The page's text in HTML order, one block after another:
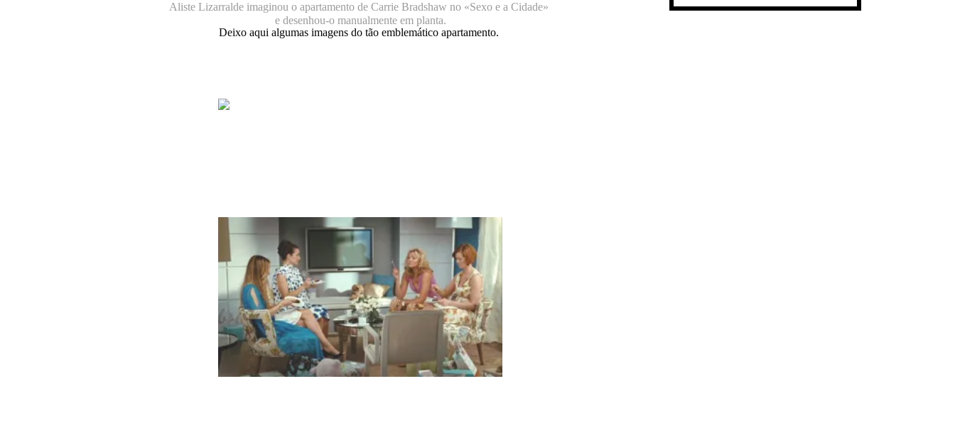
Aliste Lizarralde imaginou o apartamento de Carrie Bradshaw no «Sexo e a Cidade»
e desenhou-o manualmente em planta.
Deixo aqui algumas imagens do tão emblemático apartamento.